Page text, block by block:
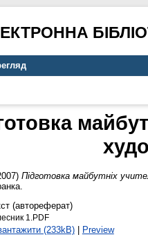
Підготовка майбутніх
(автореферат)
1.PDF
(233kB)| Preview